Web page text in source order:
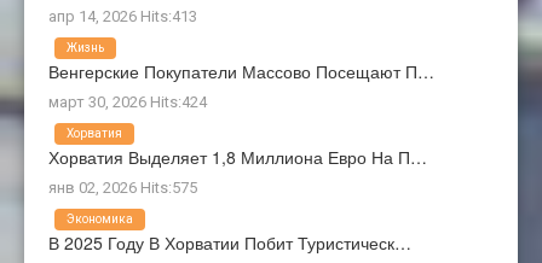
апр 14, 2026 Hits:413
Венгерские Покупатели Массово Посещают П…
март 30, 2026 Hits:424
Жизнь
Хорватия Выделяет 1,8 Миллиона Евро На П…
янв 02, 2026 Hits:575
Хорватия
В 2025 Году В Хорватии Побит Туристическ…
Экономика